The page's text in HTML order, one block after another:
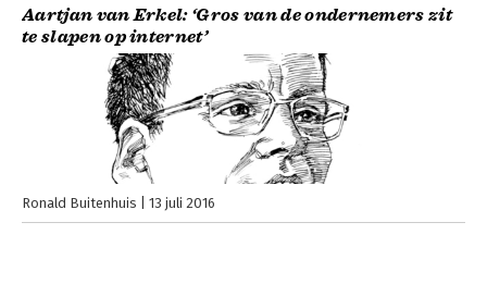
Aartjan van Erkel: ‘Gros van de ondernemers zit
te slapen op internet’
Ronald Buitenhuis 13 juli 2016